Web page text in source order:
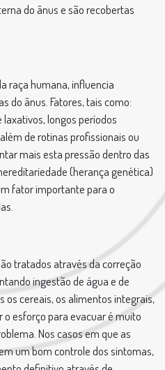
do ânus e são recobertas
raça humana, influencia
do ânus. Fatores, tais como:
longos períodos
de rotinas profissionais ou
mais esta pressão dentro das
(herança genética)
fator importante para o
tratados através da correção
ingestão de água e de
os cereais, os alimentos integrais,
o esforço para evacuar é muito
Nos casos em que as
um bom controle dos sintomas,